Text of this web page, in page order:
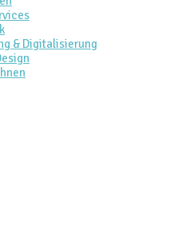
& Digitalisierung